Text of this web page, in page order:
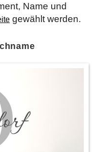
Name und
gewählt werden.